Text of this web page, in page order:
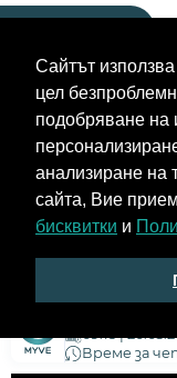
Сайтът
цел
подобряване на
анализиране на
сайта, Вие
бисквитки и
Назад
JEEP GRAND
09:15 |
Време за